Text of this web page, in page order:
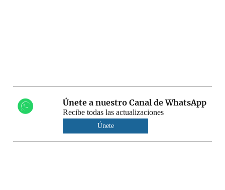
Únete a nuestro Canal de WhatsApp
Recibe todas las actualizaciones
Únete